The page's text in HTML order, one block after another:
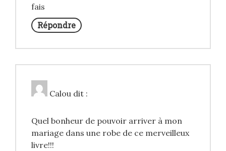
fais
Répondre
Calou dit :
Quel bonheur de pouvoir arriver à mon
mariage dans une robe de ce merveilleux
livre!!!